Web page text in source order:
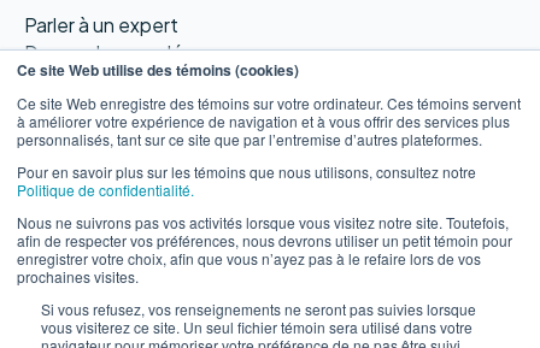
Ce site Web utilise des témoins (cookies)
Ce site Web enregistre des témoins sur votre ordinateur. Ces témoins servent
à améliorer votre expérience de navigation et à vous offrir des services plus
personnalisés, tant sur ce site que par l’entremise d’autres plateformes.
Pour en savoir plus sur les témoins que nous utilisons, consultez notre
Politique de confidentialité.
Nous ne suivrons pas vos activités lorsque vous visitez notre site. Toutefois,
afin de respecter vos préférences, nous devrons utiliser un petit témoin pour
enregistrer votre choix, afin que vous n’ayez pas à le refaire lors de vos
prochaines visites.
Si vous refusez, vos renseignements ne seront pas suivies lorsque
vous visiterez ce site. Un seul fichier témoin sera utilisé dans votre
Parler à un expert
Demander une démo
Obtenir un devis
Contacter nous
EN